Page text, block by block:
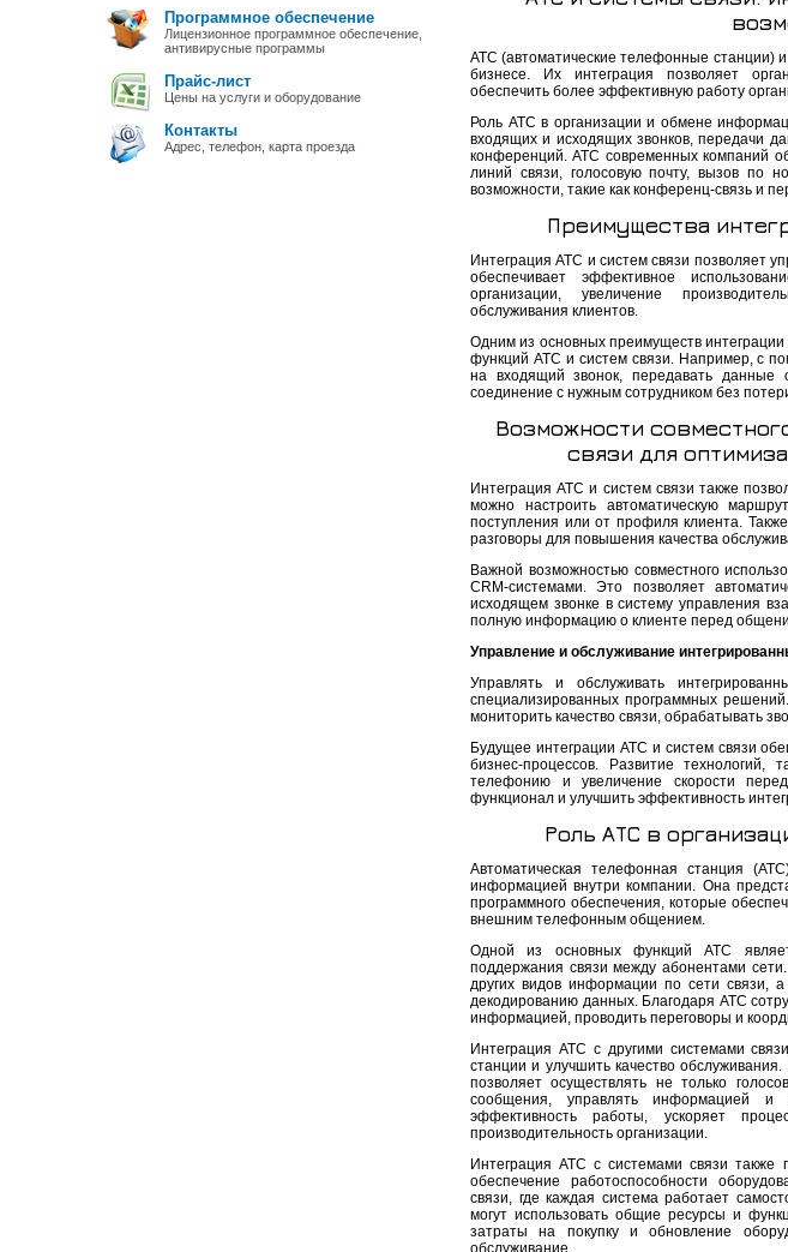
Программное обеспечение
Лицензионное программное обеспечение,
антивирусные программы
Прайс-лист
Цены на услуги и оборудование
Контакты
Адрес, телефон, карта проезда
АТС (автоматические телефонные станции)
бизнесе. Их интеграция позволяет
обеспечить более эффективную работу
Роль АТС в организации и обмене
входящих и исходящих звонков, передачи
конференций. АТС современных компаний
линий связи, голосовую почту, вызов по
возможности, такие как конференц-связь и
Преимущества
Интеграция АТС и систем связи позволяет
обеспечивает эффективное
организации, увеличение
обслуживания клиентов.
Одним из основных преимуществ интеграции
функций АТС и систем связи. Например, с
на входящий звонок, передавать данные
соединение с нужным сотрудником без
Возможности
связи для
Интеграция АТС и систем связи также
можно настроить автоматическую
поступления или от профиля клиента.
разговоры для повышения качества
Важной возможностью совместного
CRM-системами. Это позволяет
исходящем звонке в систему управления
полную информацию о клиенте перед
Управление и обслуживание
Управлять и обслуживать
специализированных программных
мониторить качество связи, обрабатывать
Будущее интеграции АТС и систем связи
бизнес-процессов. Развитие
телефонию и увеличение скорости
функционал и улучшить эффективность
Роль АТС в
Автоматическая телефонная станция
информацией внутри компании. Она
программного обеспечения, которые
внешним телефонным общением.
Одной из основных функций АТС
поддержания связи между абонентами
других видов информации по сети связи,
декодированию данных. Благодаря АТС
информацией, проводить переговоры и
Интеграция АТС с другими системами
станции и улучшить качество
позволяет осуществлять не только
сообщения, управлять информацией и
эффективность работы, ускоряет
производительность организации.
Интеграция АТС с системами связи также
обеспечение работоспособности
связи, где каждая система работает
могут использовать общие ресурсы и
затраты на покупку и обновление
обслуживание.